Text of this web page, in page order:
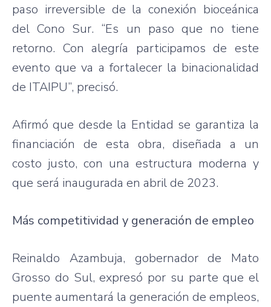
paso irreversible de la conexión bioceánica
del Cono Sur. “Es un paso que no tiene
retorno. Con alegría participamos de este
evento que va a fortalecer la binacionalidad
de ITAIPU”, precisó.
Afirmó que desde la Entidad se garantiza la
financiación de esta obra, diseñada a un
costo justo, con una estructura moderna y
que será inaugurada en abril de 2023.
Más competitividad y generación de empleo
Reinaldo Azambuja, gobernador de Mato
Grosso do Sul, expresó por su parte que el
puente aumentará la generación de empleos,